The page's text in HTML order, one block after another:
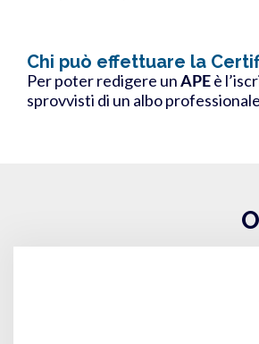
Chi può effettuare la
Per poter redigere unAPEè
sprovvisti di un albo